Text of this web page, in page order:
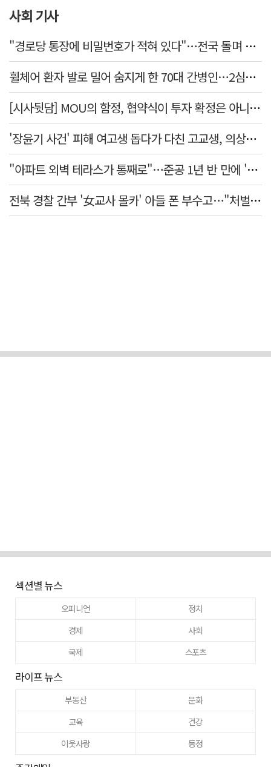
사회 기사
"경로당 통장에 비밀번호가 적혀 있다"…전국 돌며 경로당 13곳 턴 30대 구속
휠체어 환자 발로 밀어 숨지게 한 70대 간병인…2심도 집행유예
[시사뒷담] MOU의 함정, 협약식이 투자 확정은 아니긴 해
'장윤기 사건' 피해 여고생 돕다가 다친 고교생, 의상자 인정
"아파트 외벽 테라스가 통째로"…준공 1년 반 만에 '아찔 사고'
전북 경찰 간부 '女교사 몰카' 아들 폰 부수고…"처벌 못하는 사안" 내부망에 글
섹션별 뉴스
오피니언
정치
경제
사회
국제
스포츠
라이프 뉴스
부동산
문화
교육
건강
이웃사랑
동정